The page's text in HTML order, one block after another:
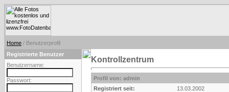
Home / Benutzerprofil
Registrierte Benutzer
Benutzername:
Passwort:
Kontrollzentrum
Profil von: admin
Registriert seit:
13.03.2002